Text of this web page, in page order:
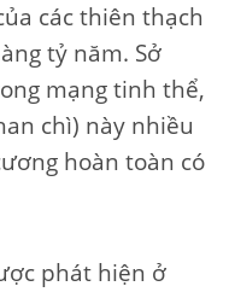
các thiên thạch
tỷ năm. Sở
mạng tinh thể,
chì) này nhiều
hoàn toàn có
phát hiện ở